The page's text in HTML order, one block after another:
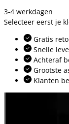
3-4 werkdagen
Selecteer eerst je
Gratis
Snelle
Achteraf
Grootste
Klanten